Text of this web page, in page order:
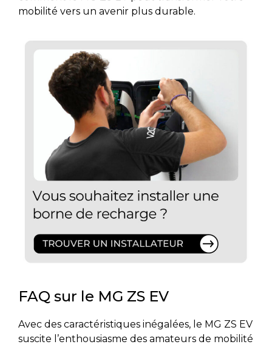
mobilité vers un avenir plus durable.
FAQ sur le MG ZS EV
Avec des caractéristiques inégalées, le MG ZS EV
suscite l’enthousiasme des amateurs de mobilité